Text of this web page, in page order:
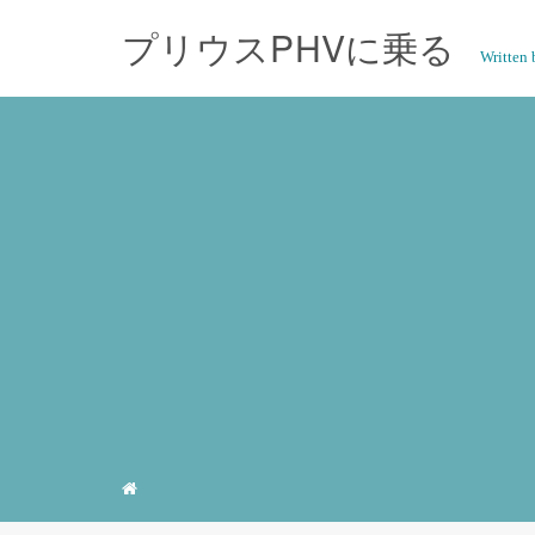
プリウスPHVに乗る